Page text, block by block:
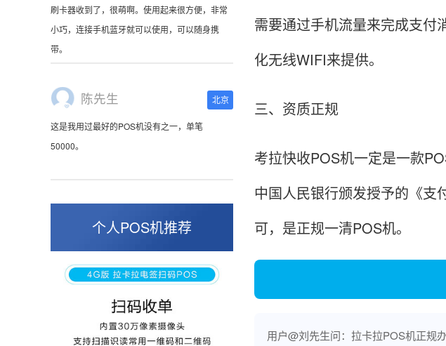
刷卡器收到了，很萌啊。使用起来很方便，非常
小巧，连接手机蓝牙就可以使用，可以随身携
带。
陈先生 北京
这是我用过最好的POS机没有之一，单笔
50000。
好，但是可以接受。售后服务好整体比较满意。
周先生
个人POS机推荐
需要通过手机流量来完成支付
化无线WIFI来提供。
三、资质正规
考拉快收POS机一定是一款
中国人民银行颁发授予的《支
可，是正规一清POS机。
用户@刘先生问：拉卡拉POS机正规